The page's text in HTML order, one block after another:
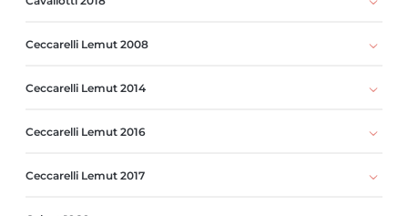
Ceccarelli Lemut 2008
Ceccarelli Lemut 2014
Ceccarelli Lemut 2016
Ceccarelli Lemut 2017